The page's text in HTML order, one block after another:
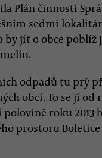
Plán činnosti
sedmi
jít o obce poblíž
odpadů tu prý
obcí. To se jí
roku 2013
prostoru